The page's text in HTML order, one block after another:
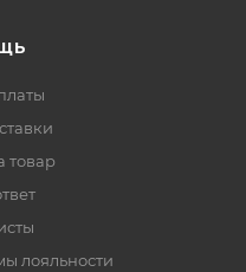
товар
лояльности